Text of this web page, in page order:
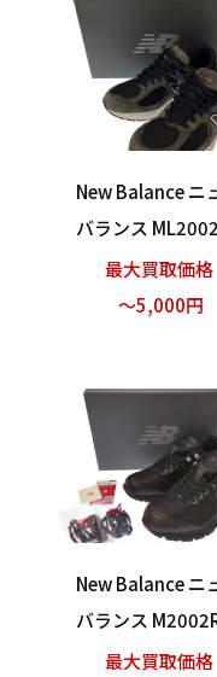
New Balance ニ
バランス
スニーカー グレ
ブラック 28cm 買
最大買取価格
～5,000円
New Balance ニ
バランス
N スニーカー ブ
最大買取価格